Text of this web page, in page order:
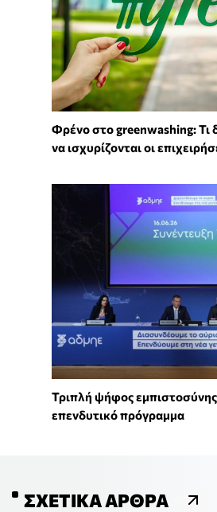
Φρένο στο greenwashing: Τι
να ισχυρίζονται οι
Τριπλή ψήφος
επενδυτικό πρόγραμμα
ΣΧΕΤΙΚΆ ΆΡΘΡΑ